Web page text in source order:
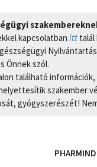
kapcsolatban itt
Önnek szól.
található
szakember
gyógyszerészét!